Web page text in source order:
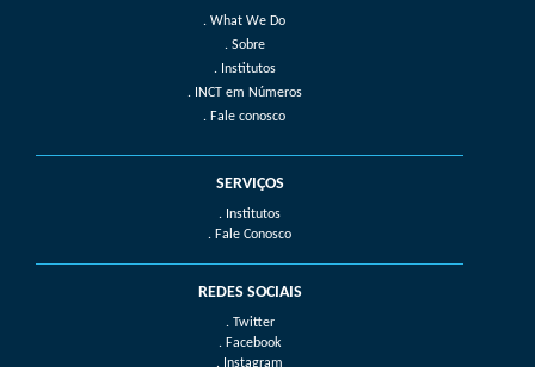
What We Do
Sobre
Institutos
INCT em Números
Fale conosco
SERVIÇOS
. Institutos
. Fale Conosco
REDES SOCIAIS
. Twitter
. Facebook
. Instagram